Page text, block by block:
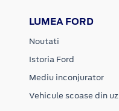
LUMEA FORD
Noutati
Istoria Ford
Mediu inconjurator
Vehicule scoase din uz